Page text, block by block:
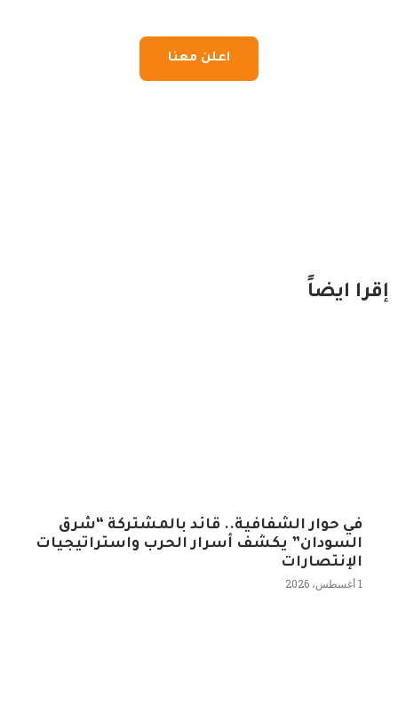
اعلن معنا
إقرا ايضاً
في حوار الشفافية.. قائد بالمشتركة “شرق
السودان” يكشف أسرار الحرب واستراتيجيات
الإنتصارات
1 أغسطس، 2026